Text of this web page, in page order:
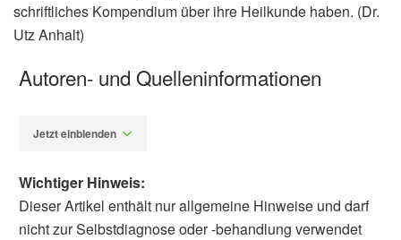
schriftliches Kompendium über ihre Heilkunde haben. (Dr.
Utz Anhalt)
Autoren- und Quelleninformationen
Jetzt einblenden
Wichtiger Hinweis:
Dieser Artikel enthält nur allgemeine Hinweise und darf
nicht zur Selbstdiagnose oder -behandlung verwendet